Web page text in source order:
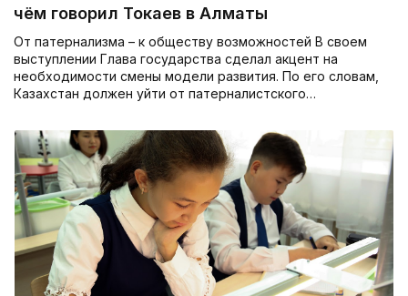
чём говорил Токаев в Алматы
От патернализма – к обществу возможностей В своем
выступлении Глава государства сделал акцент на
необходимости смены модели развития. По его словам,
Казахстан должен уйти от патерналистского…